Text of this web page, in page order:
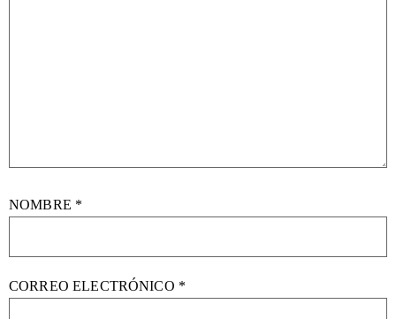
NOMBRE *
CORREO ELECTRÓNICO *